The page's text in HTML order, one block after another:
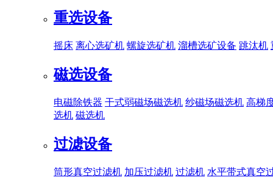
重选设备
摇床 离心选矿机 螺旋选矿机 溜槽选矿设备 跳汰机
磁选设备
电磁除铁器 干式弱磁场磁选机 纱磁场磁选机 高梯
选机 磁选机
过滤设备
筒形真空过滤机 加压过滤机 过滤机 水平带式真空